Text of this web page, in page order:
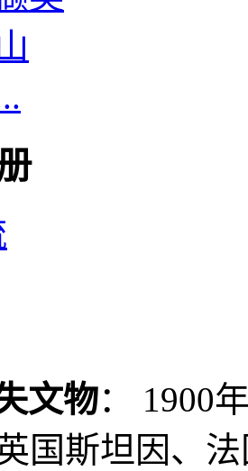
文物： 1900
国斯坦因、